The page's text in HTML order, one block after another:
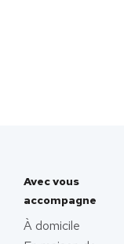
Avec vous
accompagne
À domicile